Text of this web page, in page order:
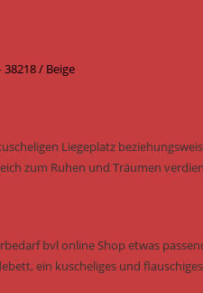
/ Beige
Liegeplatz
zum Ruhen und Träumen
bvl online Shop etwas
ein kuscheliges und